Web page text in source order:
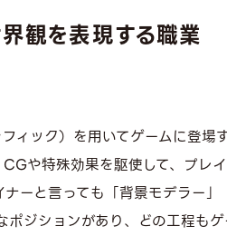
観を表現する職業
ィック）を用いてゲームに登場
CGや特殊効果を駆使して、プレ
ナーと言っても「背景モデラー
ポジションがあり、どの工程も